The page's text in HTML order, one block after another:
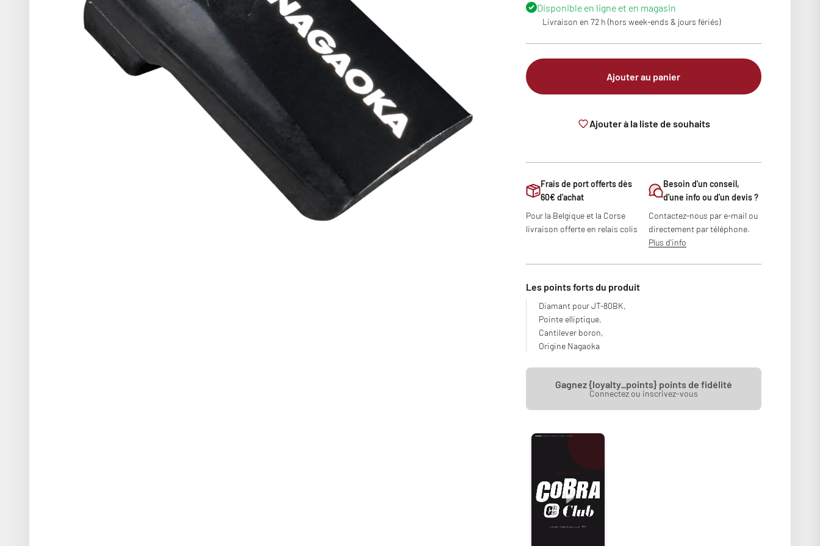
Disponible en ligne et en magasin
Livraison en 72 h (hors week-ends & jours fériés)
Ajouter au panier
Ajouter à la liste de souhaits
Frais de port offerts dès
60€ d'achat
Pour la Belgique et la Corse
livraison offerte en relais colis
Besoin d'un conseil,
d'une info ou d'un devis ?
Contactez-nous par e-mail ou
directement par téléphone.
Plus d'info
Les points forts du produit
Diamant pour JT-80BK,
Pointe elliptique,
Cantilever boron,
Origine Nagaoka
Gagnez {loyalty_points} points de fidélité
Connectez ou inscrivez-vous